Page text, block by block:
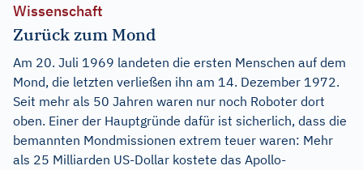
Wissenschaft
Zurück zum Mond
Am 20. Juli 1969 landeten die ersten Menschen auf dem
Mond, die letzten verließen ihn am 14. Dezember 1972.
Seit mehr als 50 Jahren waren nur noch Roboter dort
oben. Einer der Hauptgründe dafür ist sicherlich, dass die
bemannten Mondmissionen extrem teuer waren: Mehr
als 25 Milliarden US-Dollar kostete das Apollo-